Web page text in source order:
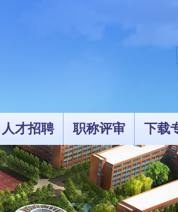
人才招聘 职称评审 下载